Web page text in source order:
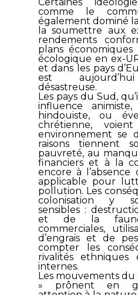
comme le
également dominé
la soumettre aux
rendements
plans
écologique en ex-
et dans les pays
est
désastreuse.
Les pays du Sud,
influence animiste,
hindouiste, ou
chrétienne,
environnement se
raisons tiennent
pauvreté, au
financiers et à la
encore à l’absence
applicable pour
pollution. Les
colonisation y
sensibles :
et de la
commerciales,
d’engrais et de
compter les
rivalités ethniques
internes.
Les mouvements du
» prônent en